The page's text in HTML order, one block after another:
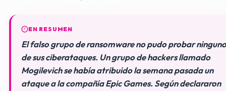
EN RESUMEN
El falso grupo de ransomware no pudo probar ninguno
de sus ciberataques. Un grupo de hackers llamado
Mogilevich se había atribuido la semana pasada un
ataque a la compañía Epic Games. Según declararon